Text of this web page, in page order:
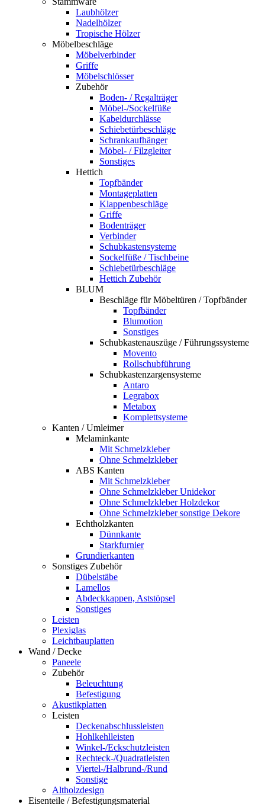
Laubhölzer
Nadelhölzer
Tropische Hölzer
Möbelbeschläge
Möbelverbinder
Griffe
Möbelschlösser
Zubehör
Boden- / Regalträger
Möbel-/Sockelfüße
Kabeldurchlässe
Schiebetürbeschläge
Schrankaufhänger
Möbel- / Filzgleiter
Sonstiges
Hettich
Topfbänder
Montageplatten
Klappenbeschläge
Griffe
Bodenträger
Verbinder
Schubkastensysteme
Sockelfüße / Tischbeine
Schiebetürbeschläge
Hettich Zubehör
BLUM
Beschläge für Möbeltüren / Topfbänder
Topfbänder
Blumotion
Sonstiges
Schubkastenauszüge / Führungssysteme
Movento
Rollschubführung
Schubkastenzargensysteme
Antaro
Legrabox
Metabox
Komplettsysteme
Kanten / Umleimer
Melaminkante
Mit Schmelzkleber
Ohne Schmelzkleber
ABS Kanten
Mit Schmelzkleber
Ohne Schmelzkleber Unidekor
Ohne Schmelzkleber Holzdekor
Ohne Schmelzkleber sonstige Dekore
Echtholzkanten
Dünnkante
Starkfurnier
Grundierkanten
Sonstiges Zubehör
Dübelstäbe
Lamellos
Abdeckkappen, Aststöpsel
Sonstiges
Leisten
Plexiglas
Leichtbauplatten
Wand / Decke
Paneele
Zubehör
Beleuchtung
Befestigung
Akustikplatten
Leisten
Deckenabschlussleisten
Hohlkehlleisten
Winkel-/Eckschutzleisten
Rechteck-/Quadratleisten
Viertel-/Halbrund-/Rund
Sonstige
Altholzdesign
Eisenteile / Befestigungsmaterial